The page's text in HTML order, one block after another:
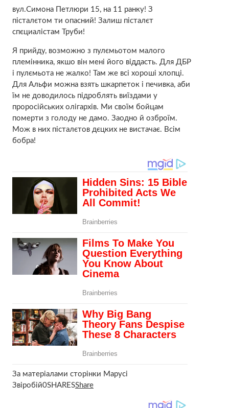
вул.Симона Петлюри 15, на 11 ранку! З
пісталєтом ти опасний! Залиш пісталєт
спєциалістам Труби!
Я прийду, возможно з пулємьотом малого
племінника, якшо він мені його віддасть. Для ДБР
і пулємьота не жалко! Там же всі хороші хлопці.
Для Альфи можна взять шкарпеток і печивка, аби
їм не доводилось підроблять виїздами у
проросійських олігархів. Ми своїм бойцам
померти з голоду не дамо. Заодно й озброїм.
Мож в них пісталєтов дєцких не вистачає. Всім
бобра!
За матеріалами сторінки Марусі
Звіробій0SHARESShare